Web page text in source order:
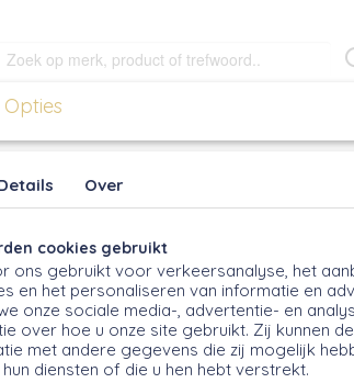
500g
(inclusief btw 9%)
voorraad - Levertijd : uit voorraad
Over
cookies gebruikt
ons gebruikt voor verkeersanalyse, het
en het personaliseren van informatie en
onze sociale media-, advertentie- en
over hoe u onze site gebruikt. Zij kunnen
met andere gegevens die zij mogelijk
diensten of die u hen hebt verstrekt.